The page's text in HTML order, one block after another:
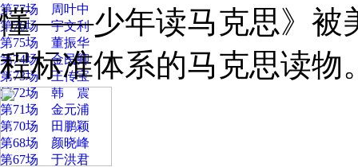
第77场 周叶中
第76场 宇文利
第75场 董振华
第74场 金民卿
第73场 王传宝
第72场 韩 震
第71场 金元浦
第70场 田鹏颖
第68场 颜晓峰
第67场 于洪君
懂——少年读马克思》被
程标准体系的马克思读物